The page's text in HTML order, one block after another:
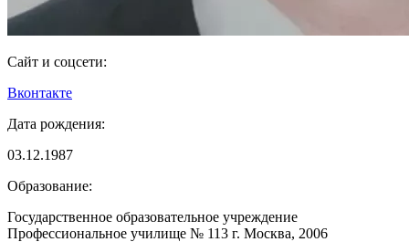
Сайт и соцсети:
Вконтакте
Дата рождения:
03.12.1987
Образование:
Государственное образовательное учреждение
Профессиональное училище № 113 г. Москва, 2006